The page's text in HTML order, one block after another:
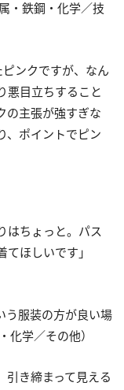
・鉄鋼・化学／技
ンクですが、なん
悪目立ちすること
の主張が強すぎな
、ポイントでピン
はちょっと。パス
ほしいです」
う服装の方が良い場
学／その他）
引き締まって見える